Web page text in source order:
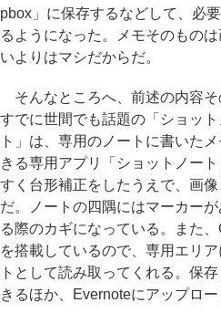
pbox」に保存するなどして、必
るようになった。メモそのもの
いよりはマシだからだ。
そんなところへ、前述の内容そ
すでに世間でも話題の「ショッ
ト」は、専用のノートに書いた
きる専用アプリ「ショットノー
すく台形補正をしたうえで、画
だ。ノートの四隅にはマーカー
る際のカギになっている。また
を搭載しているので、専用エリ
トとして読み取ってくれる。保
きるほか、Evernoteにアップロー